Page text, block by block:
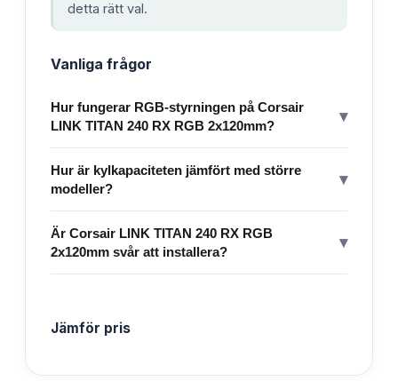
detta rätt val.
Vanliga frågor
Hur fungerar RGB-styrningen på Corsair
LINK TITAN 240 RX RGB 2x120mm?
▾
Hur är kylkapaciteten jämfört med större
modeller?
▾
Är Corsair LINK TITAN 240 RX RGB
2x120mm svår att installera?
▾
Jämför pris